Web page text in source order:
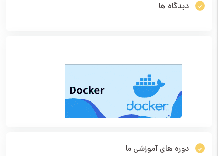
دیدگاه ها
دوره های آموزشی ما